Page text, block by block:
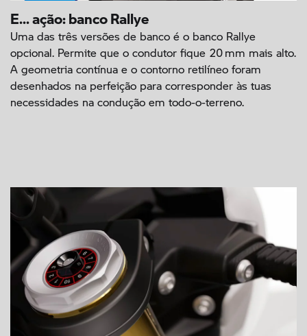
E... ação: banco Rallye
Uma das três versões de banco é o banco Rallye
opcional. Permite que o condutor fique 20 mm mais alto.
A geometria contínua e o contorno retilíneo foram
desenhados na perfeição para corresponder às tuas
necessidades na condução em todo-o-terreno.